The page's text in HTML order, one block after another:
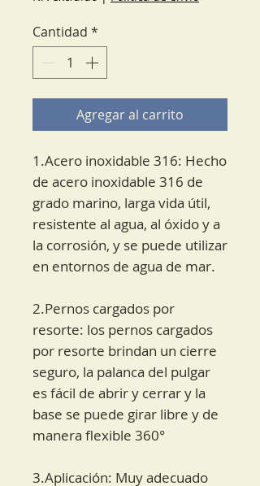
Cantidad *
Agregar al carrito
1.Acero inoxidable 316: Hecho
de acero inoxidable 316 de
grado marino, larga vida útil,
resistente al agua, al óxido y a
la corrosión, y se puede utilizar
en entornos de agua de mar.
2.Pernos cargados por
resorte: los pernos cargados
por resorte brindan un cierre
seguro, la palanca del pulgar
es fácil de abrir y cerrar y la
base se puede girar libre y de
manera flexible 360°
3.Aplicación: Muy adecuado